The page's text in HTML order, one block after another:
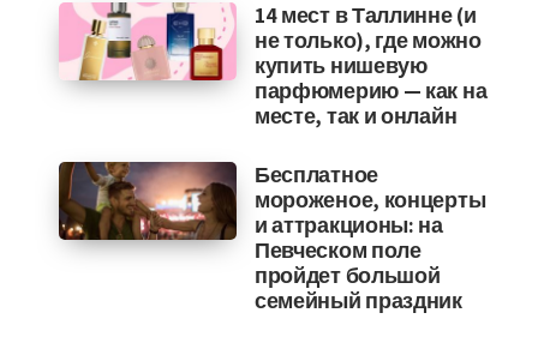
14 мест в Таллинне (и
не только), где можно
купить нишевую
парфюмерию — как на
месте, так и онлайн
Бесплатное
мороженое, концерты
и аттракционы: на
Певческом поле
пройдет большой
семейный праздник